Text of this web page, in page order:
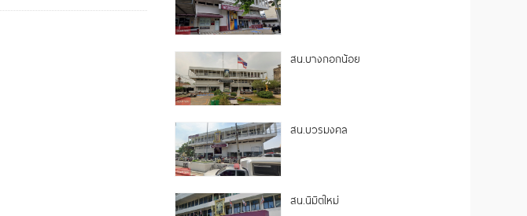
สน.บางกอกน้อย
สน.บวรมงคล
สน.นิมิตใหม่